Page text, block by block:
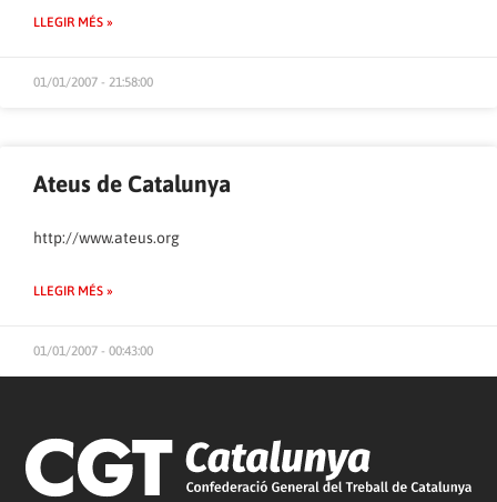
LLEGIR MÉS »
01/01/2007 - 21:58:00
Ateus de Catalunya
http://www.ateus.org
LLEGIR MÉS »
01/01/2007 - 00:43:00